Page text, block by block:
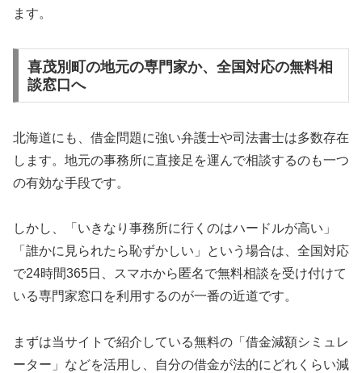
ます。
喜茂別町の地元の専門家か、全国対応の無料相
談窓口へ
北海道にも、借金問題に強い弁護士や司法書士は多数存在
します。地元の事務所に直接足を運んで相談するのも一つ
の有効な手段です。
しかし、「いきなり事務所に行くのはハードルが高い」
「誰かに見られたら恥ずかしい」という場合は、全国対応
で24時間365日、スマホから匿名で無料相談を受け付けて
いる専門家窓口を利用するのが一番の近道です。
まずは当サイトで紹介している無料の「借金減額シミュレ
ーター」などを活用し、自分の借金が法的にどれくらい減